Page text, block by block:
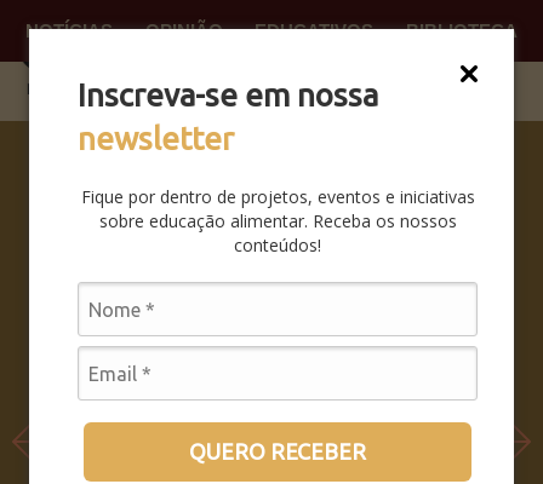
Inscreva-se em nossa
newsletter
Fique por dentro de projetos, eventos e iniciativas
sobre educação alimentar. Receba os nossos
conteúdos!
QUERO RECEBER
NOTÍCIAS OPINIÃO EDUCATIVOS BIBLIOTECA
SABERES
DA BOCA
PRA BOCA:
COMO FOI
SEMINÁRIO
LEIA MAIS